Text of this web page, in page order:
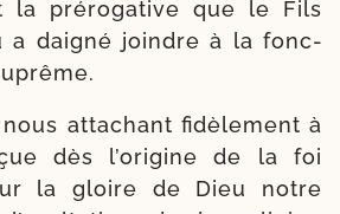
la pré­ro­ga­tive que le Fils
a dai­gné joindre à la fonc­
nous atta­chant fidè­le­ment à
dès l’o­ri­gine de la foi
la gloire de Dieu notre